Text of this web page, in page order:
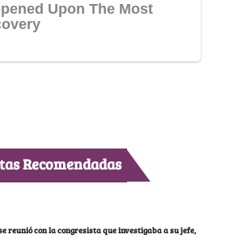
Recomendadas
reunió con la congresista que investigaba a su jefe,